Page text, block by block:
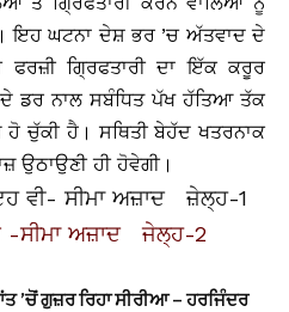
ਇਹ ਘਟਨਾ ਦੇਸ਼ ਭਰ ’ਚ ਅੱਤਵਾਦ ਦੇ
ਫਰਜ਼ੀ ਗ੍ਰਿਫਤਾਰੀ ਦਾ ਇੱਕ ਕਰੂਰ
ਡਰ ਨਾਲ ਸਬੰਧਿਤ ਪੱਖ ਹੱਤਿਆ ਤੱਕ
ਚੁੱਕੀ ਹੈ। ਸਥਿਤੀ ਬੇਹੱਦ ਖਤਰਨਾਕ
ਉਠਾਉਣੀ ਹੀ ਹੋਵੇਗੀ।
ਵੀ- ਸੀਮਾ ਅਜ਼ਾਦ ਜ਼ੇਲ੍ਹ-1
ਸੀਮਾ ਅਜ਼ਾਦ ਜੇਲ੍ਹ-2
’ਚੋਂ ਗੁਜ਼ਰ ਰਿਹਾ ਸੀਰੀਆ – ਹਰਜਿੰਦਰ